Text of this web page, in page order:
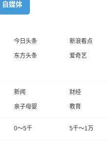
自媒体
今日头条 新浪看点
东方头条 爱奇艺
新闻 财经
亲子母婴 教育
0～5千 5千～1万